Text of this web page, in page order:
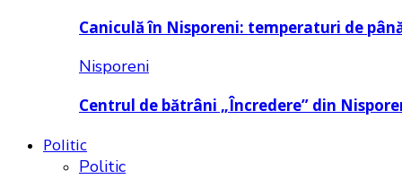
Caniculă în Nisporeni: temperaturi de
Nisporeni
Centrul de bătrâni „Încredere” din
Politic
Politic